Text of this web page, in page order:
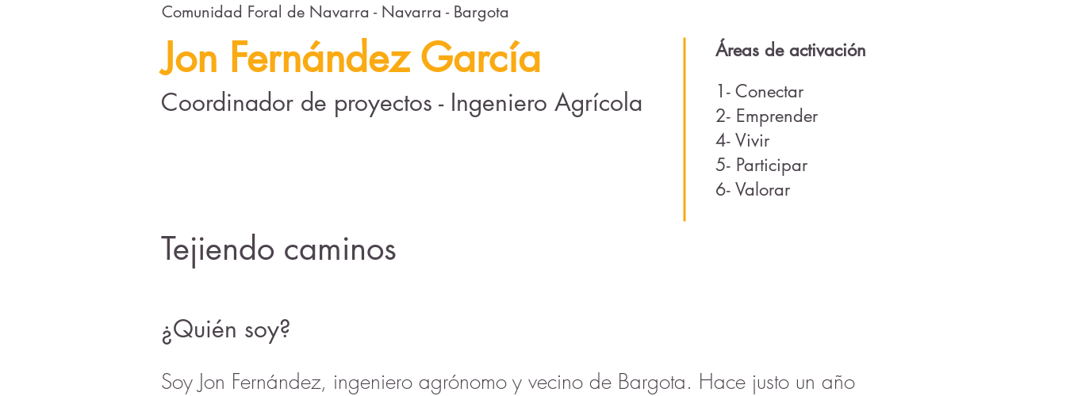
Comunidad Foral de Navarra - Navarra - Bargota
Jon Fernández García
Coordinador de proyectos - Ingeniero Agrícola
Áreas de activación
1- Conectar
2- Emprender
4- Vivir
5- Participar
6- Valorar
Tejiendo caminos
¿Quién soy?
Soy Jon Fernández, ingeniero agrónomo y vecino de Bargota. Hace justo un año